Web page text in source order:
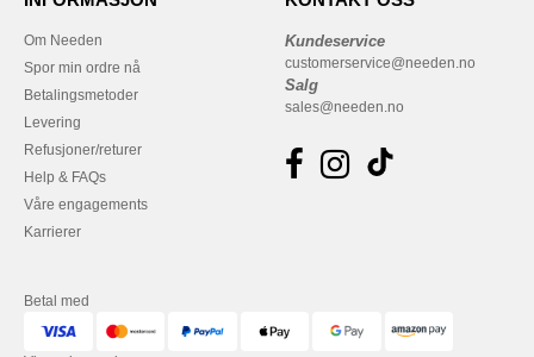
Om Needen
Spor min ordre nå
Betalingsmetoder
Levering
Refusjoner/returer
Help & FAQs
Våre engagements
Karrierer
Kundeservice
customerservice@needen.no
Salg
sales@needen.no
Betal med